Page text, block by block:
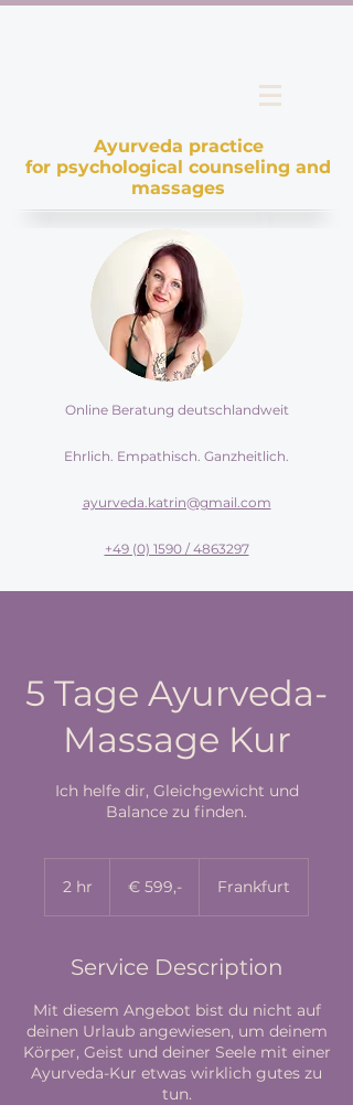
Ayurveda practice
for psychological counseling and
massages
Online Beratung deutschlandweit
Ehrlich. Empathisch. Ganzheitlich.
ayurveda.katrin@gmail.com
+49 (0) 1590 / 4863297
5 Tage Ayurveda-
Massage Kur
Ich helfe dir, Gleichgewicht und
Balance zu finden.
2 hr € 599,- Frankfurt
Service Description
Mit diesem Angebot bist du nicht auf
deinen Urlaub angewiesen, um deinem
Körper, Geist und deiner Seele mit einer
Ayurveda-Kur etwas wirklich gutes zu
tun.